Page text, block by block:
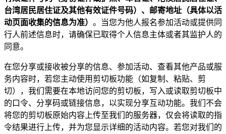
台湾居民居住证及其他有效证件号码）、邮寄地址（具体以活
动页面收集的信息为准） 。当您为他人报名参加活动或提供同
行人前述信息时，请确保已取得个人信息主体或者其监护人的
同意。
在您分享或接收被分享的信息、参加活动、查看其他产品或服
务内容时，若您主动使用剪切板功能（如复制、粘贴、剪
切），我们需要在本地访问您的剪切板，写入或读取剪切板中
的口令、分享码或链接信息，以实现分享互动功能。我们不会
将您的剪切板原始内容上传至我们的服务器，仅会将读取的指
令结果进行上传，并为您显示详细的活动内容。若您对我们的